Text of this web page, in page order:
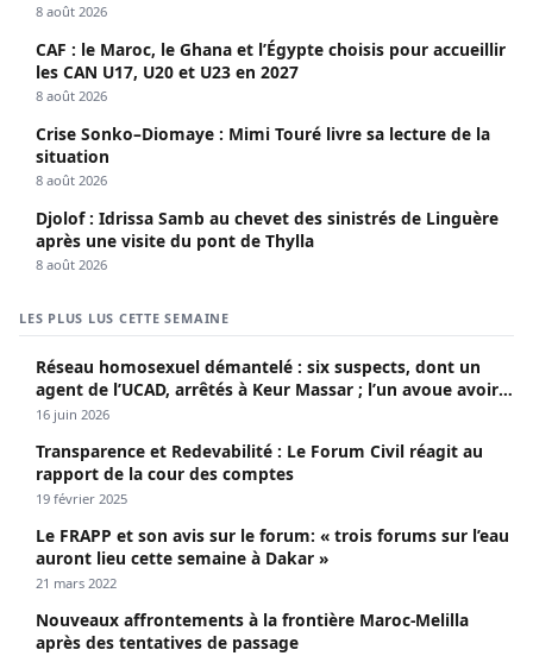
8 août 2026
CAF : le Maroc, le Ghana et l’Égypte choisis pour accueillir
les CAN U17, U20 et U23 en 2027
8 août 2026
Crise Sonko–Diomaye : Mimi Touré livre sa lecture de la
situation
8 août 2026
Djolof : Idrissa Samb au chevet des sinistrés de Linguère
après une visite du pont de Thylla
8 août 2026
LES PLUS LUS CETTE SEMAINE
Réseau homosexuel démantelé : six suspects, dont un
agent de l’UCAD, arrêtés à Keur Massar ; l’un avoue avoir
propagé le VIH depuis 2018
16 juin 2026
Transparence et Redevabilité : Le Forum Civil réagit au
rapport de la cour des comptes
19 février 2025
Le FRAPP et son avis sur le forum: « trois forums sur l’eau
auront lieu cette semaine à Dakar »
21 mars 2022
Nouveaux affrontements à la frontière Maroc-Melilla
après des tentatives de passage